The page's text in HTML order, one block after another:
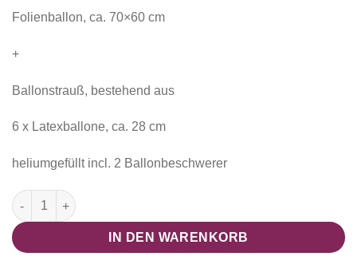
Folienballon, ca. 70×60 cm
+
Ballonstrauß, bestehend aus
6 x Latexballone, ca. 28 cm
heliumgefüllt incl. 2 Ballonbeschwerer
Baby Shower Set "Bärchen im Mond" blau Menge
IN DEN WARENKORB